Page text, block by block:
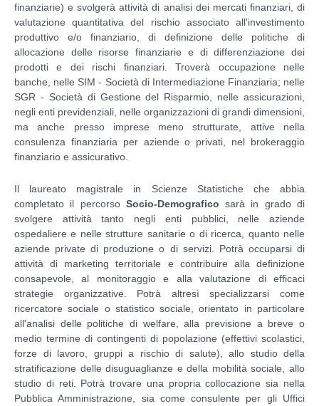
finanziarie) e svolgerà attività di analisi dei mercati finanziari, di
valutazione quantitativa del rischio associato all'investimento
produttivo e/o finanziario, di definizione delle politiche di
allocazione delle risorse finanziarie e di differenziazione dei
prodotti e dei rischi finanziari. Troverà occupazione nelle
banche, nelle SIM - Società di Intermediazione Finanziaria; nelle
SGR - Società di Gestione del Risparmio, nelle assicurazioni,
negli enti previdenziali, nelle organizzazioni di grandi dimensioni,
ma anche presso imprese meno strutturate, attive nella
consulenza finanziaria per aziende o privati, nel brokeraggio
finanziario e assicurativo.
Il laureato magistrale in Scienze Statistiche che abbia
completato il percorso Socio-Demografico sarà in grado di
svolgere attività tanto negli enti pubblici, nelle aziende
ospedaliere e nelle strutture sanitarie o di ricerca, quanto nelle
aziende private di produzione o di servizi. Potrà occuparsi di
attività di marketing territoriale e contribuire alla definizione
consapevole, al monitoraggio e alla valutazione di efficaci
strategie organizzative. Potrà altresì specializzarsi come
ricercatore sociale o statistico sociale, orientato in particolare
all'analisi delle politiche di welfare, alla previsione a breve o
medio termine di contingenti di popolazione (effettivi scolastici,
forze di lavoro, gruppi a rischio di salute), allo studio della
stratificazione delle disuguaglianze e della mobilità sociale, allo
studio di reti. Potrà trovare una propria collocazione sia nella
Pubblica Amministrazione, sia come consulente per gli Uffici